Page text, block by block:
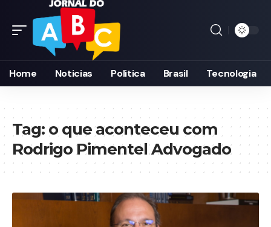
Home Noticias Politica Brasil Tecnologia
Tag: o que aconteceu com
Rodrigo Pimentel Advogado